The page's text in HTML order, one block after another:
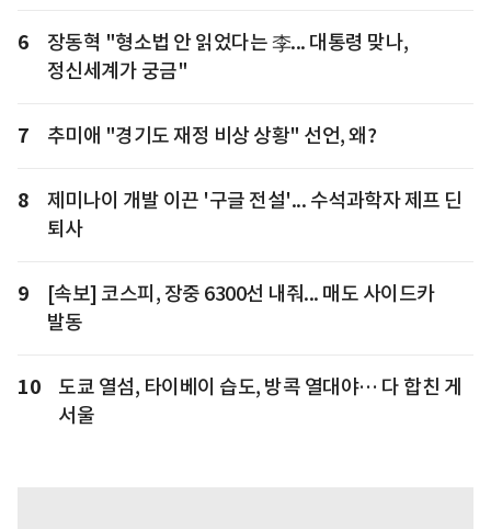
6
장동혁 "형소법 안 읽었다는 李... 대통령 맞나,
정신세계가 궁금"
7 추미애 "경기도 재정 비상 상황" 선언, 왜?
8
제미나이 개발 이끈 '구글 전설'... 수석과학자 제프 딘
퇴사
9
[속보] 코스피, 장중 6300선 내줘... 매도 사이드카
발동
10
도쿄 열섬, 타이베이 습도, 방콕 열대야… 다 합친 게
서울